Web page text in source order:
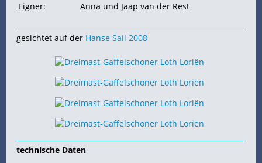
Eigner: Anna und Jaap van der Rest
gesichtet auf der Hanse Sail 2008
technische Daten